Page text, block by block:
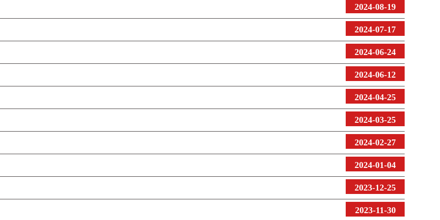
2024-08-19
2024-07-17
2024-06-24
2024-06-12
2024-04-25
2024-03-25
2024-02-27
2024-01-04
2023-12-25
2023-11-30